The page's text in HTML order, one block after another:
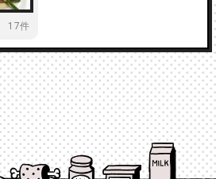
17件